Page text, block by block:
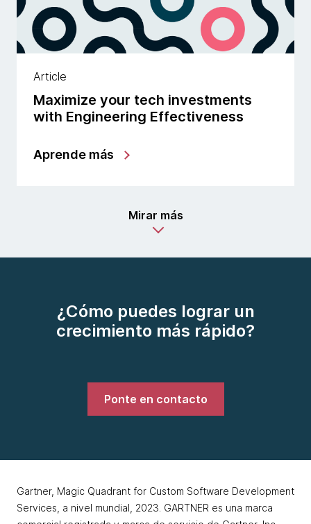
Article
Maximize your tech investments
with Engineering Effectiveness
Aprende más
Mirar más
¿Cómo puedes lograr un
crecimiento más rápido?
Ponte en contacto
Gartner, Magic Quadrant for Custom Software Development
Services, a nivel mundial, 2023. GARTNER es una marca